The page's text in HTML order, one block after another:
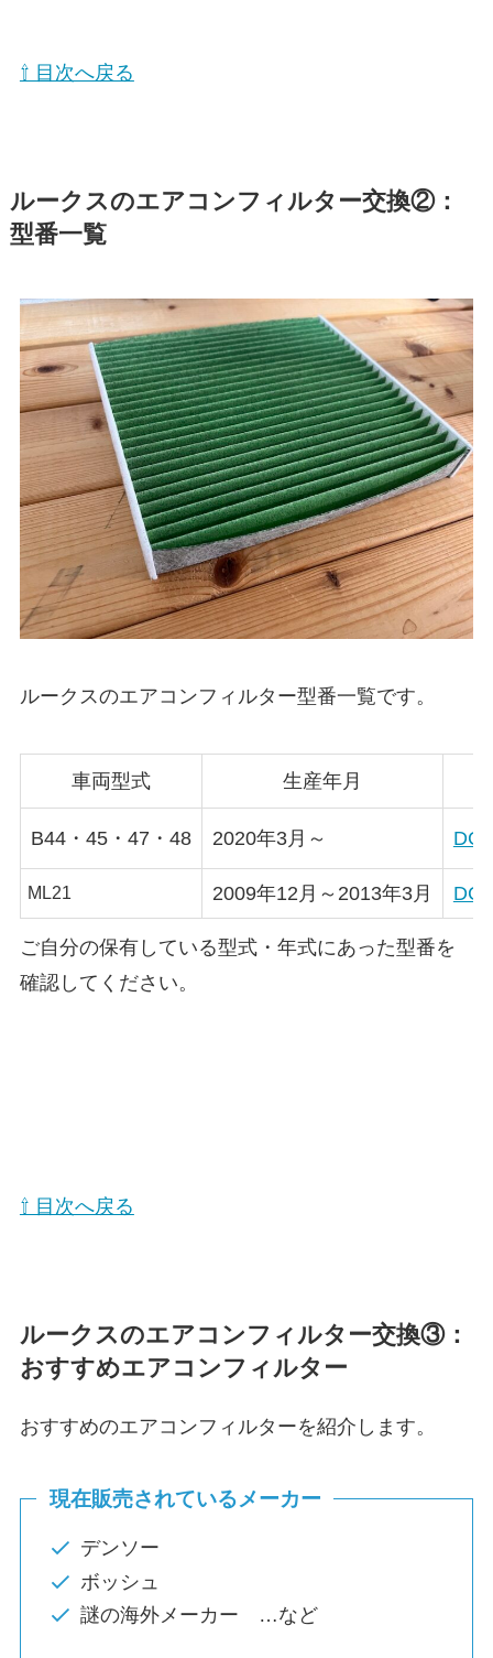
⇧ 目次へ戻る
ルークスのエアコンフィルター交換②：
型番一覧
ルークスのエアコンフィルター型番一覧です。
車両型式 生産年月
B44・45・47・48 2020年3月～
ML21 2009年12月～2013年3月
ご自分の保有している型式・年式にあった型番を
確認してください。
⇧ 目次へ戻る
ルークスのエアコンフィルター交換③：
おすすめエアコンフィルター
おすすめのエアコンフィルターを紹介します。
現在販売されているメーカー
デンソー
ボッシュ
謎の海外メーカー …など